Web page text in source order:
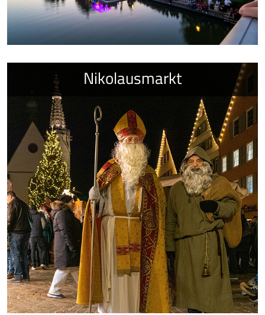
Nikolausmarkt